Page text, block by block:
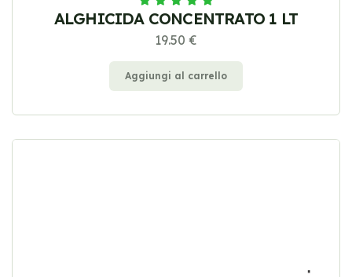
ALGHICIDA CONCENTRATO 1 LT
19.50 €
Aggiungi al carrello